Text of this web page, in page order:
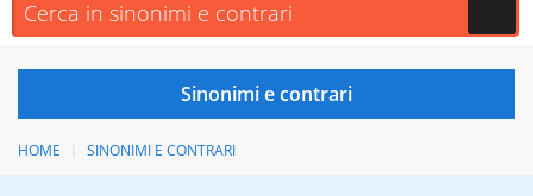
HOME SINONIMI E CONTRARI